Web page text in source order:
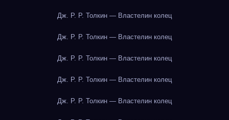
Дж. Р. Р. Толкин — Властелин колец
Дж. Р. Р. Толкин — Властелин колец
Дж. Р. Р. Толкин — Властелин колец
Дж. Р. Р. Толкин — Властелин колец
Дж. Р. Р. Толкин — Властелин колец